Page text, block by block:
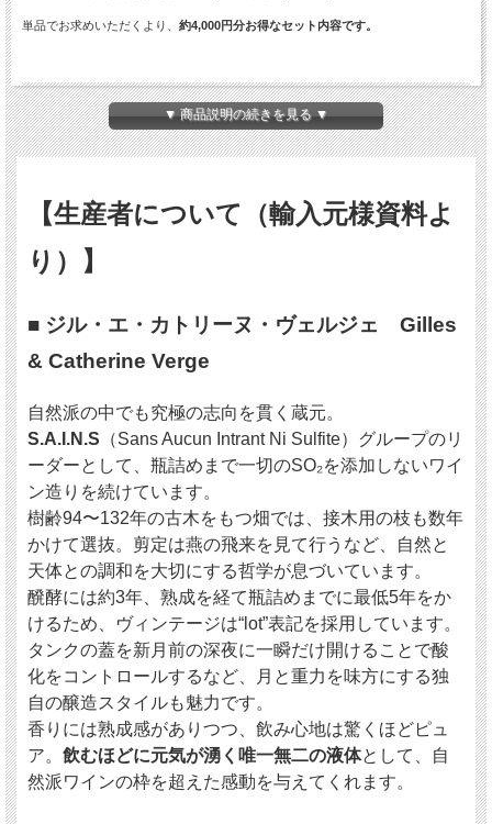
単品でお求めいただくより、 約4,000円分お得なセット内容です。
“ブルゴーニュ”・・・。
言わずと知れた世界中が認める伝統と格式のワイン産地です。
厳正な原産地呼称制度のもと、そのワインは「テロワール」と呼ばれる土地の個性
の表現となり、“ブルゴーニュらしさ”の歴史を築いてきました。
自然派の中でも究極の自然派蔵元、Gilles et Catherine Verge（ジル・エ・カトリー
ヌ・ヴェルジェ）。
SO₂を添加しないグループのリーダーです（その厳しい条件により、メンバーの数
は年々減少しつつある）。
ます。
アルコール発酵、マロラクティック発酵にかける時間は約3年。
低温でゆっくりと発酵を進め、そこからさらに2年ほど熟成させるため、収穫から
瓶詰めまでは最低5年をかけています。
一切の培養酵母を使用せず、2年も3年も発酵が続けられる——
そのぶどうの持つ生命力と、緻密な温度管理にまず驚かされます。
通常は収穫した年がヴィンテージ表記として瓶詰めされますが、
彼らのワインはヴィンテージという枠に収まらず、“lot”で表記されています。
途方もない長い時間に委ねられた彼らのワインに共通して言えることは、
香りのインパクトに対して、飲み心地が素晴らしく優しいということです。
香りで熟成を感じても、口に含むとどこまでもフレッシュなのです。
伝統と格式を受け継ぐブルゴーニュにおいて、ナチュラル志向の新しい造り手たち
決して“異端”や“革新”ではなく、“多様性”を表現しています。
つまり、新しい造り手のワインを体験することは、「ブルゴーニュ」という伝統的
産地の“その先”が開かれることでもあります。
▼ 商品説明の続きを見る ▼
【生産者について（輸入元様資料よ
り）】
■ ジル・エ・カトリーヌ・ヴェルジェ Gilles
& Catherine Verge
自然派の中でも究極の志向を貫く蔵元。
S.A.I.N.S （Sans Aucun Intrant Ni Sulfite）グループのリ
ーダーとして、瓶詰めまで一切のSO₂を添加しないワイ
ン造りを続けています。
樹齢94〜132年の古木をもつ畑では、接木用の枝も数年
かけて選抜。剪定は燕の飛来を見て行うなど、自然と
天体との調和を大切にする哲学が息づいています。
醗酵には約3年、熟成を経て瓶詰めまでに最低5年をか
けるため、ヴィンテージは“lot”表記を採用しています。
タンクの蓋を新月前の深夜に一瞬だけ開けることで酸
化をコントロールするなど、月と重力を味方にする独
自の醸造スタイルも魅力です。
香りには熟成感がありつつ、飲み心地は驚くほどピュ
ア。 飲むほどに元気が湧く唯一無二の液体として、自
然派ワインの枠を超えた感動を与えてくれます。